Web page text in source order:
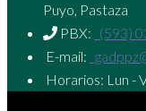
Puyo, Pastaza
PBX: (593)
E-mail:
Horarios: Lun -